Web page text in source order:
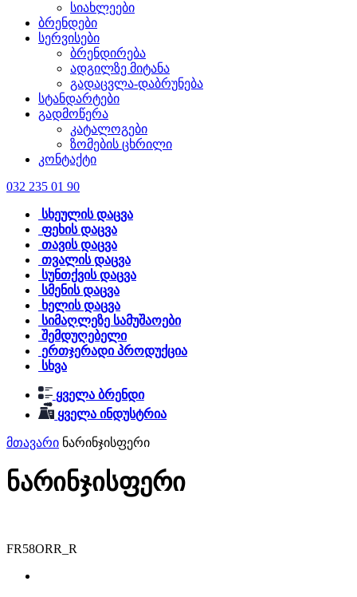
სიახლეები
ბრენდები
სერვისები
ბრენდირება
ადგილზე მიტანა
გადაცვლა-დაბრუნება
სტანდარტები
გადმოწერა
კატალოგები
ზომების ცხრილი
კონტაქტი
032 235 01 90
სხეულის დაცვა
ფეხის დაცვა
თავის დაცვა
თვალის დაცვა
სუნთქვის დაცვა
სმენის დაცვა
ხელის დაცვა
სიმაღლეზე სამუშაოები
შემდუღებელი
ერთჯერადი პროდუქცია
სხვა
ყველა ბრენდი
ყველა ინდუსტრია
მთავარი ნარინჯისფერი
ნარინჯისფერი
FR58ORR_R